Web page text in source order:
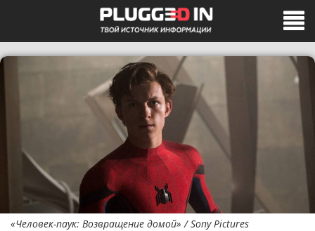
«Человек-паук: Возвращение домой» / Sony Pictures